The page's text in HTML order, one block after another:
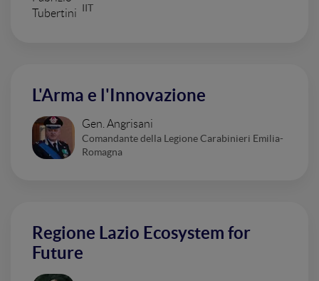
IIT
L'Arma e l'Innovazione
Gen. Angrisani
Comandante della Legione Carabinieri Emilia-
Romagna
Regione Lazio Ecosystem for
Future